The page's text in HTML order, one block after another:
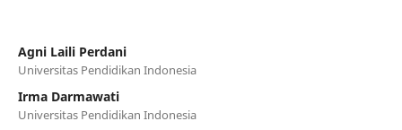
Agni Laili Perdani
Universitas Pendidikan Indonesia
Irma Darmawati
Universitas Pendidikan Indonesia